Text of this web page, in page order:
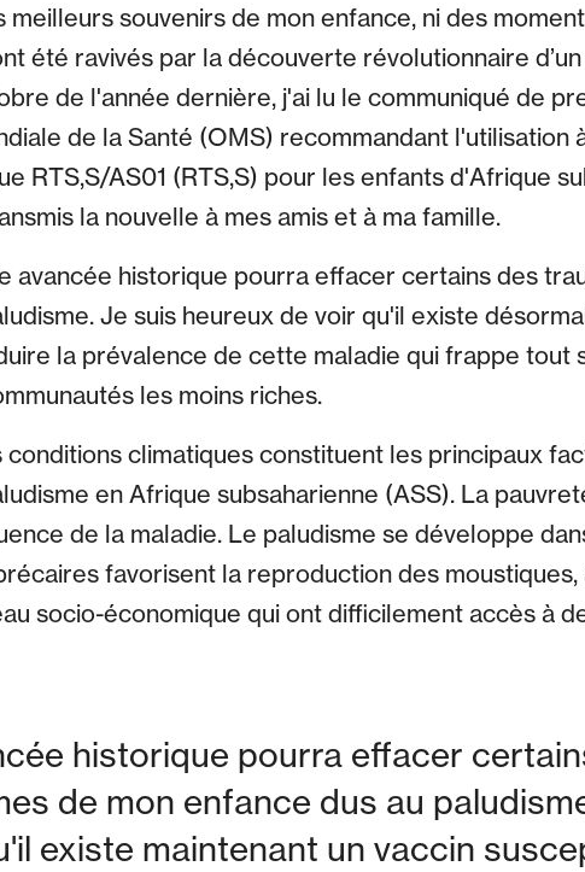
meilleurs souvenirs de mon enfance, ni des
été ravivés par la découverte révolutionnaire
de l'année dernière, j'ai lu le communiqué de
de la Santé (OMS) recommandant l'utilisation
RTS,S/AS01 (RTS,S) pour les enfants d'Afrique
la nouvelle à mes amis et à ma famille.
avancée historique pourra effacer certains des
Je suis heureux de voir qu'il existe
la prévalence de cette maladie qui frappe tout
les moins riches.
climatiques constituent les principaux
en Afrique subsaharienne (ASS). La
de la maladie. Le paludisme se développe
favorisent la reproduction des moustiques,
socio-économique qui ont difficilement accès à
historique pourra effacer
de mon enfance dus au
existe maintenant un vaccin